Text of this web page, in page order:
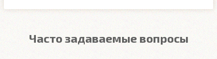
Часто задаваемые вопросы